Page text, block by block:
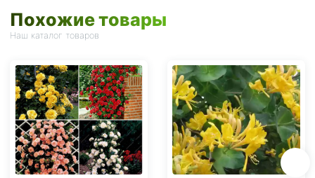
Похожие товары
Наш каталог товаров